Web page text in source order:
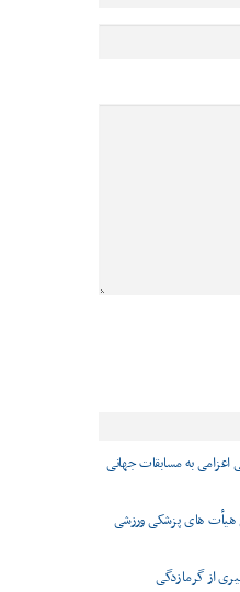
به مسابقات جهانی
هیأت های پزشکی ورزشی
از گرمازدگی